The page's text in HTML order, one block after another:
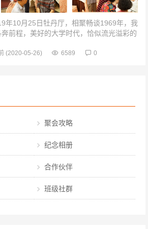
年10月25日牡丹厅，相聚畅谈1969年，我
前程，美好的大学时代，恰似流光溢彩的
(2020-05-26) 6589 0
聚会攻略
纪念相册
合作伙伴
班级社群